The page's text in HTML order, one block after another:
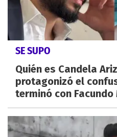
SE SUPO
Quién es Candela
protagonizó el
terminó con